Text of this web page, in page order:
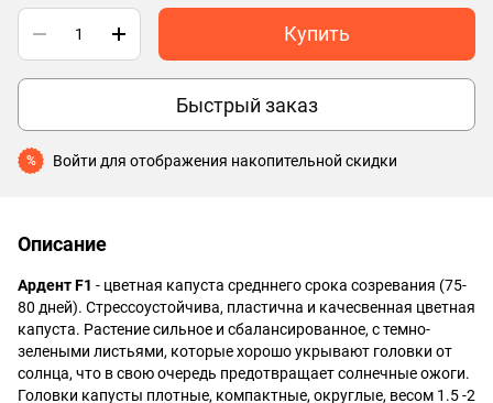
Купить
Быстрый заказ
% Войти для отображения накопительной скидки
Описание
Ардент F1 - цветная капуста средннего срока созревания (75-
80 дней). Стрессоустойчива, пластична и качесвенная цветная
капуста. Растение сильное и сбалансированное, с темно-
зелеными листьями, которые хорошо укрывают головки от
солнца, что в свою очередь предотвращает солнечные ожоги.
Головки капусты плотные, компактные, округлые, весом 1.5 -2